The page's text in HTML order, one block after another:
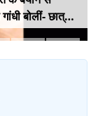
बोलीं- छात्रों
जरूरत नहीं